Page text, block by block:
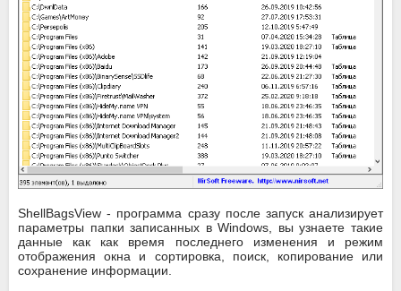
ShellBagsView - программа сразу после запуск анализирует
параметры папки записанных в Windows, вы узнаете такие
данные как как время последнего изменения и режим
отображения окна и сортировка, поиск, копирование или
сохранение информации.